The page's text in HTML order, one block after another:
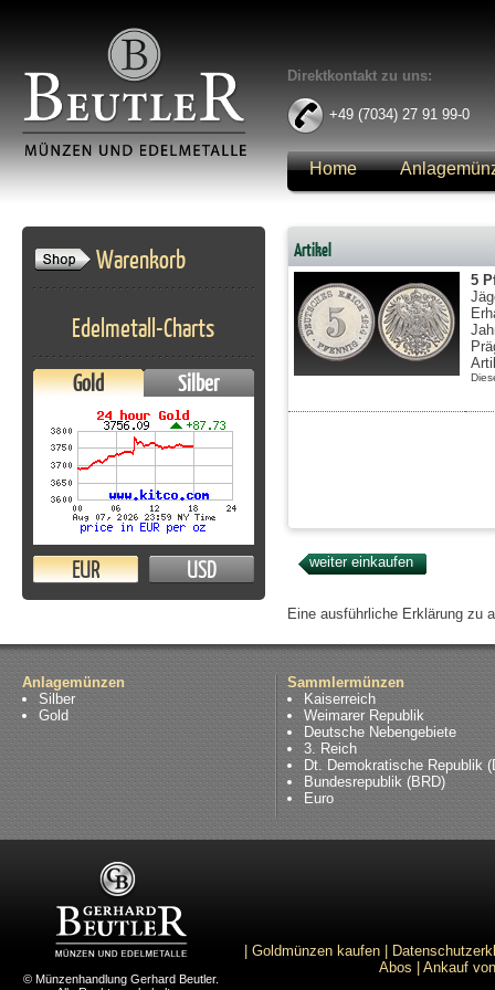
Direktkontakt zu uns:
+49 (7034) 27 91 99-0
Home
Warenkorb
Edelmetall-Charts
Gold Silber
EUR USD
Artikel
5
Eine ausführliche Erklärung zu
Anlagemünzen
Silber
Gold
Sammlermünzen
Kaiserreich
Weimarer Republik
Deutsche Nebengebiete
3. Reich
Dt. Demokratische Republik
Bundesrepublik (BRD)
Euro
© Münzenhandlung Gerhard Beutler.
Goldmünzen kaufen
Abos
Ankauf